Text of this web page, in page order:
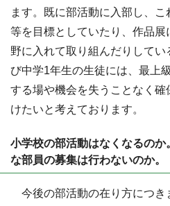
ます。既に部活動に入部し、
等を目標としていたり、作品
野に入れて取り組んだりしてい
び中学1年生の生徒には、最上
する場や機会を失うことなく
けたいと考えております。
小学校の部活動はなくなるのか
な部員の募集は行わないのか。
今後の部活動の在り方につき